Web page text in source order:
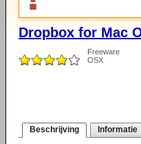
Dropbox for Mac
Freeware
OSX
Beschrijving Informatie